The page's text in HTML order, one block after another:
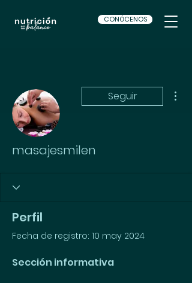
CONÓCENOS
Seguir
masajesmilen
Perfil
Fecha de registro: 10 may 2024
Sección informativa